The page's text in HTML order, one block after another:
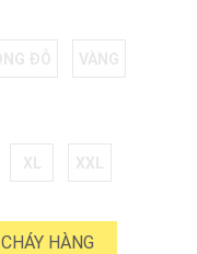
CHÁY HÀNG